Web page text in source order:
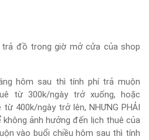
trả đồ trong giờ mở cửa của shop
hôm sau thì tính phí trả muộn
từ 300k/ngày trở xuống, hoặc
400k/ngày trở lên, NHƯNG PHẢI
không ảnh hưởng đến lịch thuê của
vào buổi chiều hôm sau thì tính